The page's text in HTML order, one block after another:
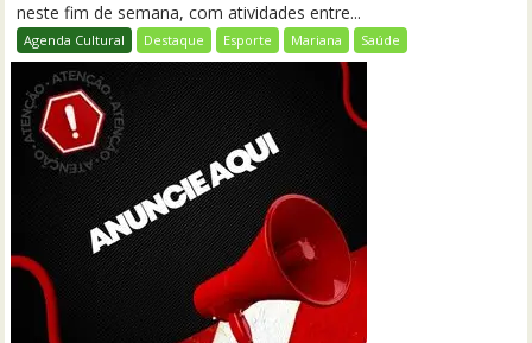
neste fim de semana, com atividades entre...
Agenda Cultural Destaque Esporte Mariana Saúde